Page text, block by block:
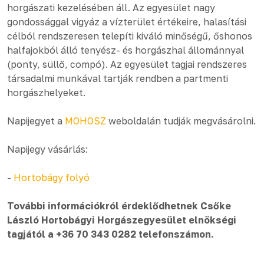
horgászati kezelésében áll. Az egyesület nagy
gondossággal vigyáz a vízterület értékeire, halasítási
célból rendszeresen telepíti kiváló minőségű, őshonos
halfajokból álló tenyész- és horgászhal állománnyal
(ponty, süllő, compó). Az egyesület tagjai rendszeres
társadalmi munkával tartják rendben a partmenti
horgászhelyeket.
Napijegyet a MOHOSZ weboldalán tudják megvásárolni.
Napijegy vásárlás:
- Hortobágy folyó
További információkról érdeklődhetnek Csőke
László Hortobágyi Horgászegyesület elnökségi
tagjától a +36 70 343 0282 telefonszámon.